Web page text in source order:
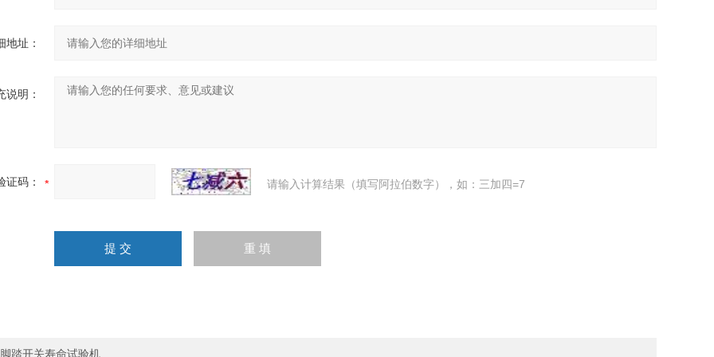
地址：
说明：
证码： 请输入计算结果（填写阿拉伯数字），如：三加四=7
脚踏开关寿命试验机